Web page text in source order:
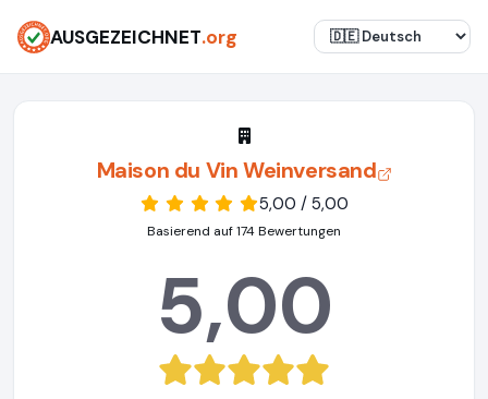
AUSGEZEICHNET.org
Maison du Vin Weinversand
5,00 / 5,00
Basierend auf 174 Bewertungen
5,00